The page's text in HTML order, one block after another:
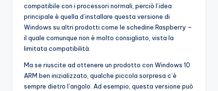
compatibile con i processori normali, perciò l’idea
principale è quella d’installare questa versione di
Windows su altri prodotti come le schedine Raspberry –
il quale comunque non è molto consigliato, vista la
limitata compatibilità.
Ma se riuscite ad ottenere un prodotto con Windows 10
ARM ben inizializzato, qualche piccola sorpresa c’è
sempre dietro l’angolo. Ad esempio, questa versione può